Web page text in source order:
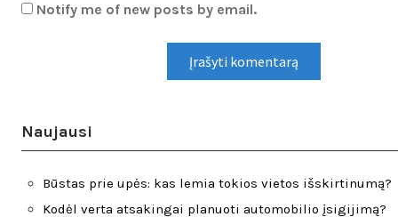
Notify me of new posts by email.
Naujausi
Būstas prie upės: kas lemia tokios vietos išskirtinumą?
Kodėl verta atsakingai planuoti automobilio įsigijimą?